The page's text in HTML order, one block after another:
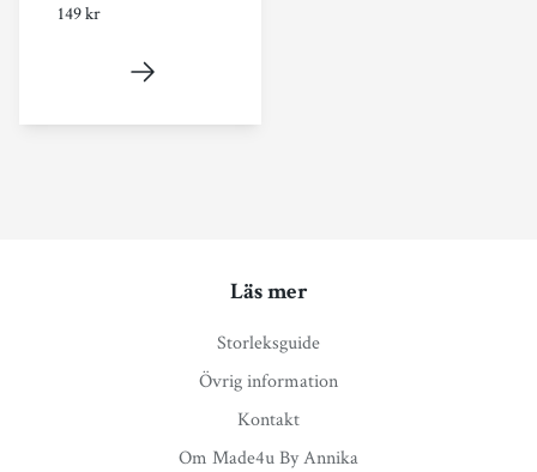
149 kr
Läs mer
Storleksguide
Övrig information
Kontakt
Om Made4u By Annika